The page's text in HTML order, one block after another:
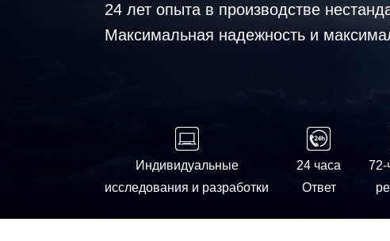
24 лет опыта в производстве
Максимальная надежность и
Индивидуальные
исследования и разработки
24 часа
Ответ
72-